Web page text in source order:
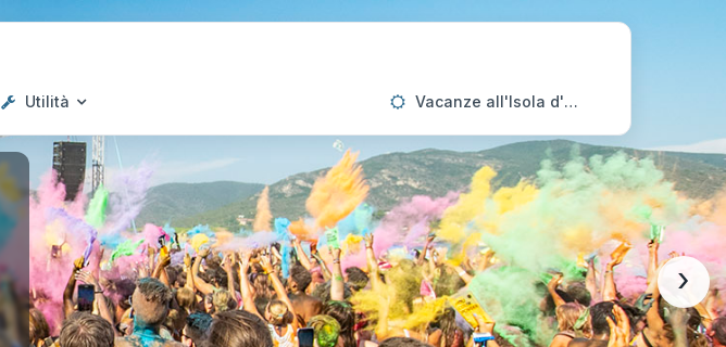
Utilità Vacanze all'Isola d'Elba
›